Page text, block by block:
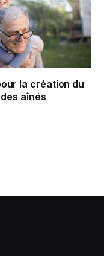
la création du
aînés